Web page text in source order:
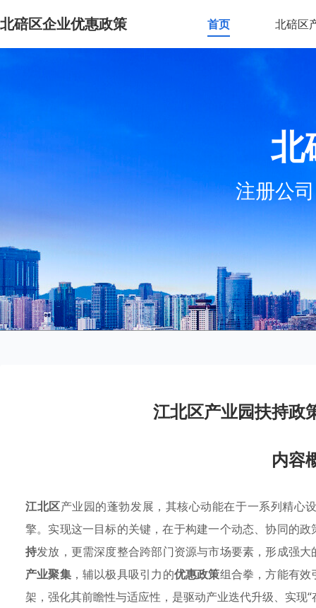
北碚区企业优惠政策 首页 北碚区
北
注册公
江北区产业园扶持政
内容
江北区产业园的蓬勃发展，其核心动能在于一系列精心
擎。实现这一目标的关键，在于构建一个动态、协同的
持发放，更需深度整合跨部门资源与市场要素，形成强
产业聚集，辅以极具吸引力的优惠政策组合拳，方能有
架，强化其前瞻性与适应性，是驱动产业迭代升级、实现